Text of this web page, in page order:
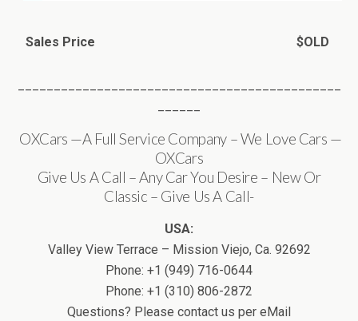
Sales Price $OLD
OXCars —A Full Service Company – We Love Cars —
OXCars
Give Us A Call – Any Car You Desire – New Or
Classic – Give Us A Call-
USA:
Valley View Terrace – Mission Viejo, Ca. 92692
Phone: +1 (949) 716-0644
Phone: +1 (310) 806-2872
Questions? Please contact us per eMail